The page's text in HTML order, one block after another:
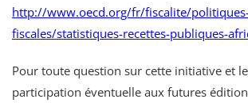
http://www.oecd.org/fr/fiscalite/
fiscales/statistiques-recettes-publiques-
Pour toute question sur cette initiative et
participation éventuelle aux futures